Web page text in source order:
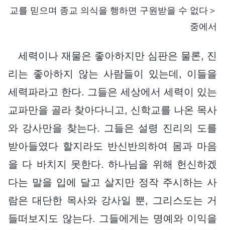
교를 믿으며 종교 의식을 행하면 구원받을 수 없다＞
중에서
세력이나 재물은 좋아하지만 심판은 물론, 진
리는 좋아하지 않는 사람들이 있는데, 이들을
세력파라고 한다. 그들은 세상에서 세력이 있는
교파만을 골라 찾아다니고, 신학교를 나온 목사
와 강사만을 찾는다. 그들은 설령 진리의 도를
받아들였다 할지라도 반신반의하여 몸과 마음
을 다 바치지 못한다. 하나님을 위해 헌신하겠
다는 말을 입에 달고 살지만 정작 주시하는 사
람은 대단한 목사와 강사일 뿐, 그리스도는 거
들떠보지도 않는다. 그들에게는 명예와 이익을